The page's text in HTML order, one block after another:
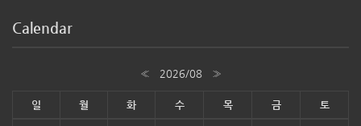
Calendar
« 2026/08 »
일 월 화 수 목 금 토